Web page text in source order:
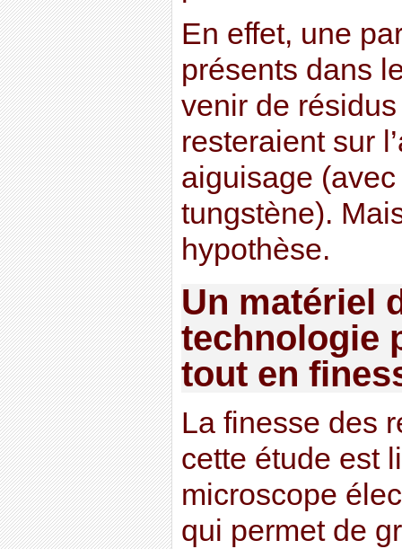
En effet, une
présents dans
venir de
resteraient sur
aiguisage
tungstène).
hypothèse.
Un matériel
technologie
tout en
La finesse des
cette étude est
microscope
qui permet de